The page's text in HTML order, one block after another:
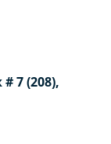
7 (208),